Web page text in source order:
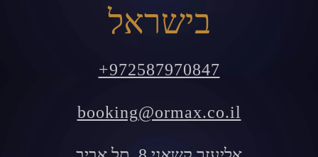
בישראל
+972587970847
booking@ormax.co.il